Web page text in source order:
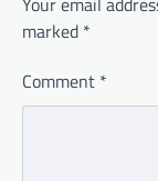
marked *
Comment *